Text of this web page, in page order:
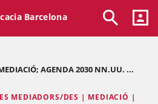
Barcelona
AGENDA 2030 NN.UU. ...
MEDIADORS/DES | MEDIACIÓ |